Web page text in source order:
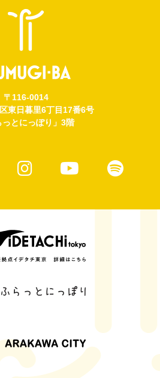
〒116-0014
東日暮里6丁目17番6号
っとにっぽり」3階